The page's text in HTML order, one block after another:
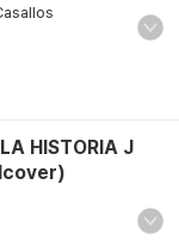
HISTORIA J